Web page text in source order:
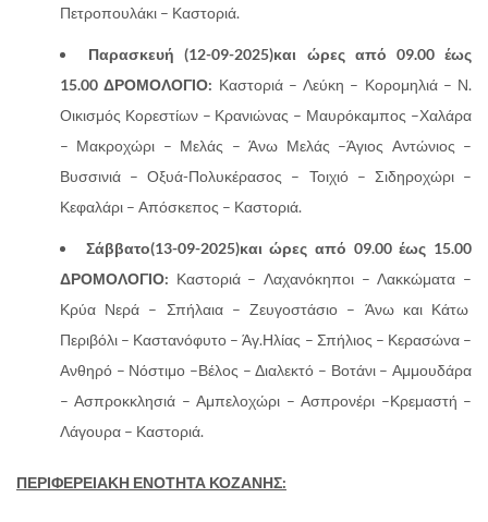
Πετροπουλάκι – Καστοριά.
Παρασκευή (12-09-2025)και ώρες από 09.00 έως
15.00 ΔΡΟΜΟΛΟΓΙΟ: Καστοριά – Λεύκη – Κορομηλιά – Ν.
Οικισμός Κορεστίων – Κρανιώνας – Μαυρόκαμπος –Χαλάρα
– Μακροχώρι – Μελάς – Άνω Μελάς –Άγιος Αντώνιος –
Βυσσινιά – Οξυά-Πολυκέρασος – Τοιχιό – Σιδηροχώρι –
Κεφαλάρι – Απόσκεπος – Καστοριά.
Σάββατο(13-09-2025)και ώρες από 09.00 έως 15.00
ΔΡΟΜΟΛΟΓΙΟ: Καστοριά – Λαχανόκηποι – Λακκώματα –
Κρύα Νερά – Σπήλαια – Ζευγοστάσιο – Άνω και Κάτω
Περιβόλι – Καστανόφυτο – Άγ.Ηλίας – Σπήλιος – Κερασώνα –
Ανθηρό – Νόστιμο –Βέλος – Διαλεκτό – Βοτάνι – Αμμουδάρα
– Ασπροκκλησιά – Αμπελοχώρι – Ασπρονέρι –Κρεμαστή –
Λάγουρα – Καστοριά.
ΠΕΡΙΦΕΡΕΙΑΚΗ ΕΝΟΤΗΤΑ ΚΟΖΑΝΗΣ: